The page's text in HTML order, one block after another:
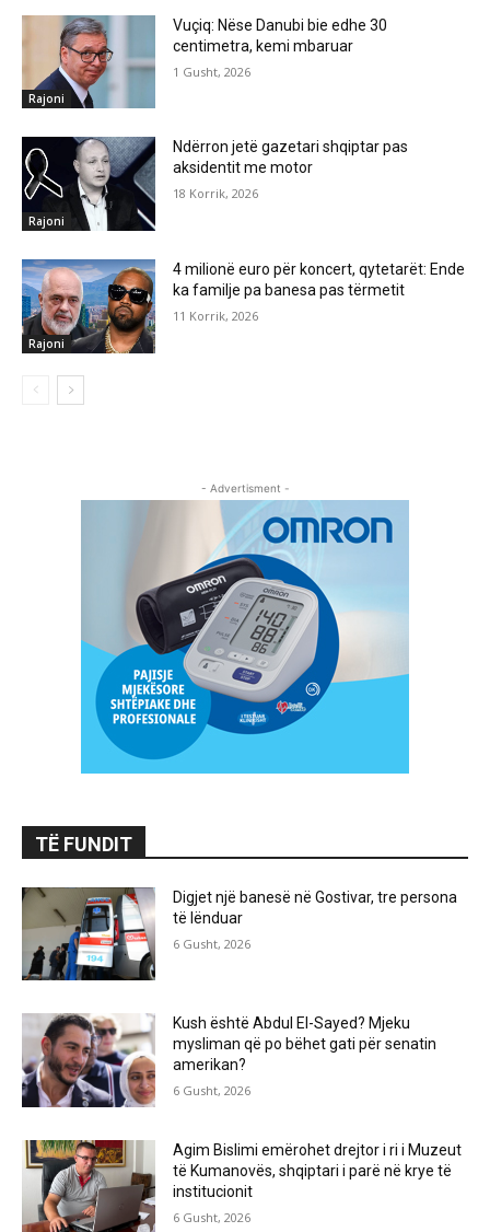
Rajoni
Vuçiq: Nëse Danubi bie edhe 30
centimetra, kemi mbaruar
1 Gusht, 2026
Rajoni
Ndërron jetë gazetari shqiptar pas
aksidentit me motor
18 Korrik, 2026
Rajoni
4 milionë euro për koncert, qytetarët: Ende
ka familje pa banesa pas tërmetit
11 Korrik, 2026
- Advertisment -
TË FUNDIT
Digjet një banesë në Gostivar, tre persona
të lënduar
6 Gusht, 2026
Kush është Abdul El-Sayed? Mjeku
mysliman që po bëhet gati për senatin
amerikan?
6 Gusht, 2026
Agim Bislimi emërohet drejtor i ri i Muzeut
të Kumanovës, shqiptari i parë në krye të
institucionit
6 Gusht, 2026